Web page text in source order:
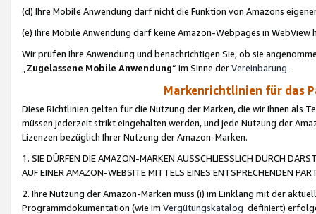
(d) Ihre Mobile Anwendung darf nicht die Funktion von Amazons
(e) Ihre Mobile Anwendung darf keine Amazon-Webpages in WebView
Wir prüfen Ihre Anwendung und benachrichtigen Sie, ob sie
„Zugelassene Mobile Anwendung“ im Sinne derVereinbarung.
Markenrichtlinien für das
Diese Richtlinien gelten für die Nutzung der Marken, die wir Ihnen als
müssen jederzeit strikt eingehalten werden, und jede Nutzung der
Lizenzen bezüglich Ihrer Nutzung der Amazon-Marken.
1. SIE DÜRFEN DIE AMAZON-MARKEN AUSSCHLIESSLICH DURCH
AUF EINER AMAZON-WEBSITE MITTELS EINES ENTSPRECHENDEN
2. Ihre Nutzung der Amazon-Marken muss (i) im Einklang mit der
Programmdokumentation (wie im Vergütungskatalog definiert)